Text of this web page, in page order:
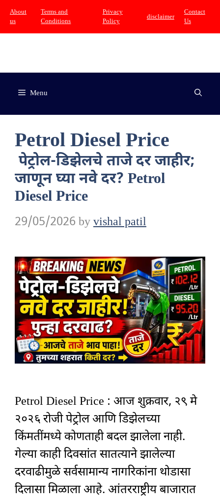
Skip
About
us
Terms and
Conditions
Privacy
Policy
disclaimer
Contact
Us
Menu
Petrol Diesel Price
पेट्रोल-डिझेलचे ताजे दर जाहीर;
जाणून घ्या नवे दर? Petrol
Diesel Price
29/05/2026 byvishal patil
Petrol Diesel Price : आज शुक्रवार, २९ मे
२०२६ रोजी पेट्रोल आणि डिझेलच्या
किंमतींमध्ये कोणताही बदल झालेला नाही.
गेल्या काही दिवसांत सातत्याने झालेल्या
दरवाढीमुळे सर्वसामान्य नागरिकांना थोडासा
दिलासा मिळाला आहे. आंतरराष्ट्रीय बाजारात